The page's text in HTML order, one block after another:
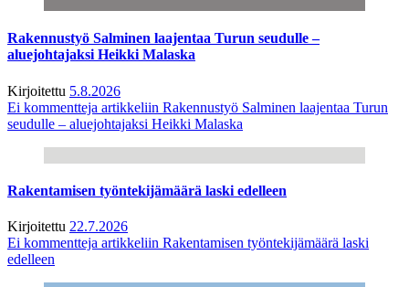
Rakennustyö Salminen laajentaa Turun seudulle –
aluejohtajaksi Heikki Malaska
Kirjoitettu 5.8.2026
Ei kommentteja artikkeliin Rakennustyö Salminen laajentaa Turun
seudulle – aluejohtajaksi Heikki Malaska
Rakentamisen työntekijämäärä laski edelleen
Kirjoitettu 22.7.2026
Ei kommentteja artikkeliin Rakentamisen työntekijämäärä laski
edelleen